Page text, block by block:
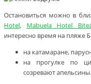
Остановиться можно в
Hotel, Mabuela Hotel
интересно время на пляже
на катамаране,
на прогулке по
созревают апельсины.